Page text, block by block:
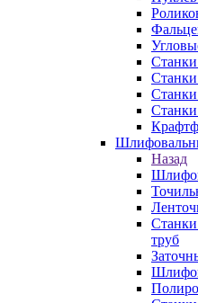
Станки
Станки
Станки
Станки
Назад
труб